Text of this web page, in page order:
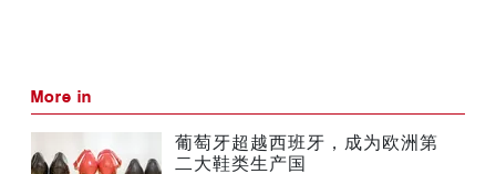
More in
葡萄牙超越西班牙，成为欧洲第
二大鞋类生产国